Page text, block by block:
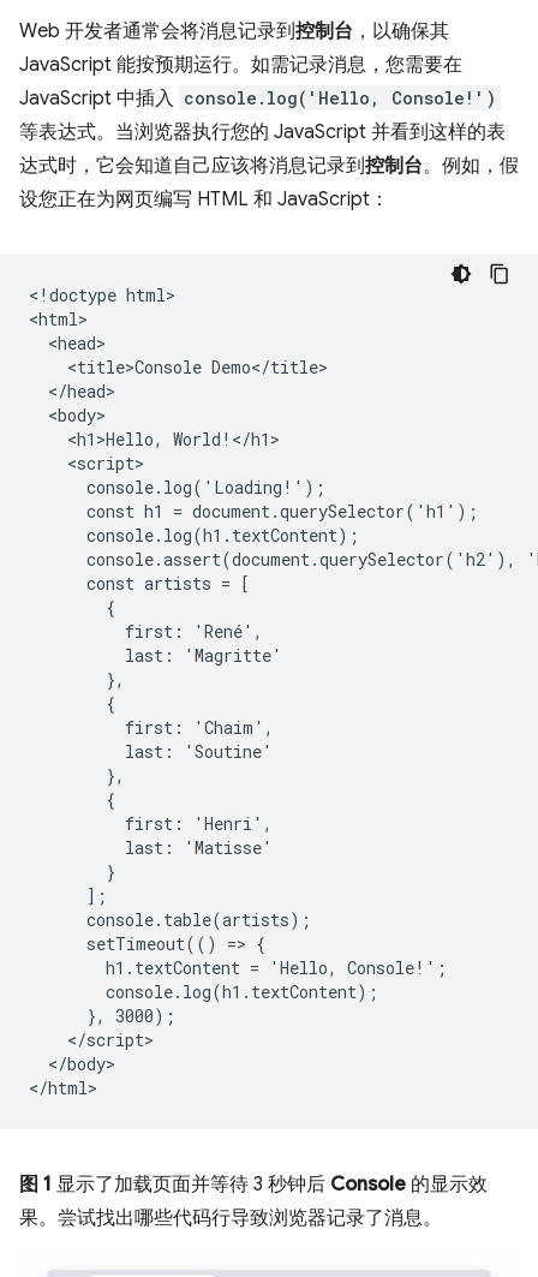
Web 开发者通常会将消息记录到控制台 ，以确保其
JavaScript 能按预期运行。如需记录消息，您需要在
JavaScript 中插入 console.log('Hello, Console!')
等表达式。当浏览器执行您的 JavaScript 并看到这样的表
达式时，它会知道自己应该将消息记录到控制台。例如，假
设您正在为网页编写 HTML 和 JavaScript：
<!doctype html>
<html>
<head>
<title>Console Demo</title>
</head>
<body>
<h1>Hello, World!</h1>
<script>
console.log('Loading!');
const h1 = document.querySelector('h1');
console.log(h1.textContent);
console.assert(document.querySelector('h2'),
const artists = [
{
first: 'René',
last: 'Magritte'
},
{
first: 'Chaim',
last: 'Soutine'
},
{
first: 'Henri',
last: 'Matisse'
}
];
console.table(artists);
setTimeout(() => {
h1.textContent = 'Hello, Console!';
console.log(h1.textContent);
}, 3000);
</script>
</body>
图 1 显示了加载页面并等待 3 秒钟后 Console 的显示效
果。尝试找出哪些代码行导致浏览器记录了消息。